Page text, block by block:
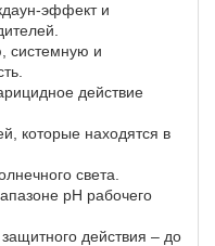
эффект и
системную и
действие
которые находятся в
света.
pH рабочего
действия – до